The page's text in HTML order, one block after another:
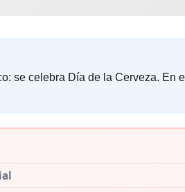
se celebra Día de la Cerveza. En